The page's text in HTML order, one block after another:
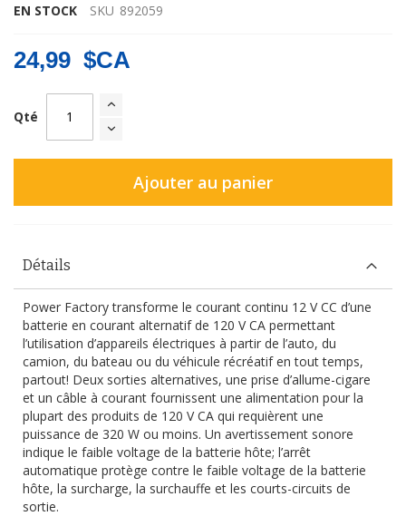
EN STOCK
SKU 892059
24,99 $CA
Qté
Ajouter au panier
Détails
Power Factory transforme le courant continu 12 V CC d’une
batterie en courant alternatif de 120 V CA permettant
l’utilisation d’appareils électriques à partir de l’auto, du
camion, du bateau ou du véhicule récréatif en tout temps,
partout! Deux sorties alternatives, une prise d’allume-cigare
et un câble à courant fournissent une alimentation pour la
plupart des produits de 120 V CA qui requièrent une
puissance de 320 W ou moins. Un avertissement sonore
indique le faible voltage de la batterie hôte; l’arrêt
automatique protège contre le faible voltage de la batterie
hôte, la surcharge, la surchauffe et les courts-circuits de
sortie.